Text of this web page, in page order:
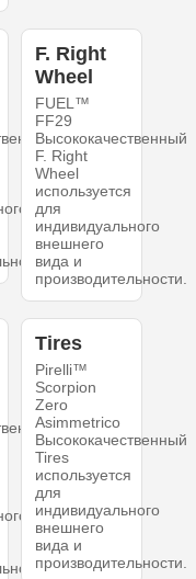
F. Right
Wheel
FUEL™
FF29
Высококачественный
F. Right
Wheel
используется
для
индивидуального
внешнего
вида и
производительности.
Tires
Pirelli™
Scorpion
Zero
Asimmetrico
Высококачественный
Tires
используется
для
индивидуального
внешнего
вида и
производительности.